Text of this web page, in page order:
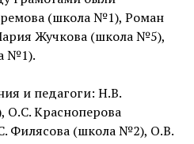
(школа №1), Роман
Жучкова (школа №5),
№1).
и педагоги: Н.В.
Красноперова
Филясова (школа №2), О.В.